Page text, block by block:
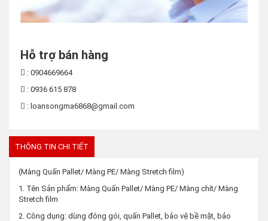
Hỗ trợ bán hàng
: 0904669664
: 0936 615 878
: loansongma6868@gmail.com
THÔNG TIN CHI TIẾT
(Màng Quấn Pallet/ Màng PE/ Màng Stretch film)
1. Tên Sản phẩm: Màng Quấn Pallet/ Màng PE/ Màng chít/ Màng
Stretch film
2. Công dụng: dùng đóng gói, quấn Pallet, bảo vệ bề mặt, bảo